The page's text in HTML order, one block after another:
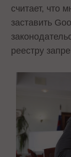
считает, что
заставить
реестру